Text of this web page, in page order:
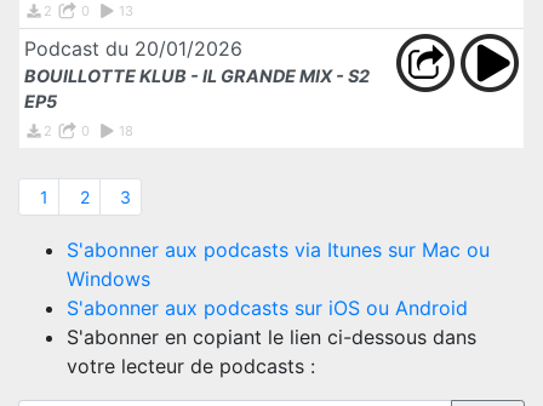
2 0 13
Podcast du 20/01/2026
BOUILLOTTE KLUB - IL GRANDE MIX - S2
EP5
2 0 18
1 2 3
S'abonner aux podcasts via Itunes sur Mac ou
Windows
S'abonner aux podcasts sur iOS ou Android
S'abonner en copiant le lien ci-dessous dans
votre lecteur de podcasts :